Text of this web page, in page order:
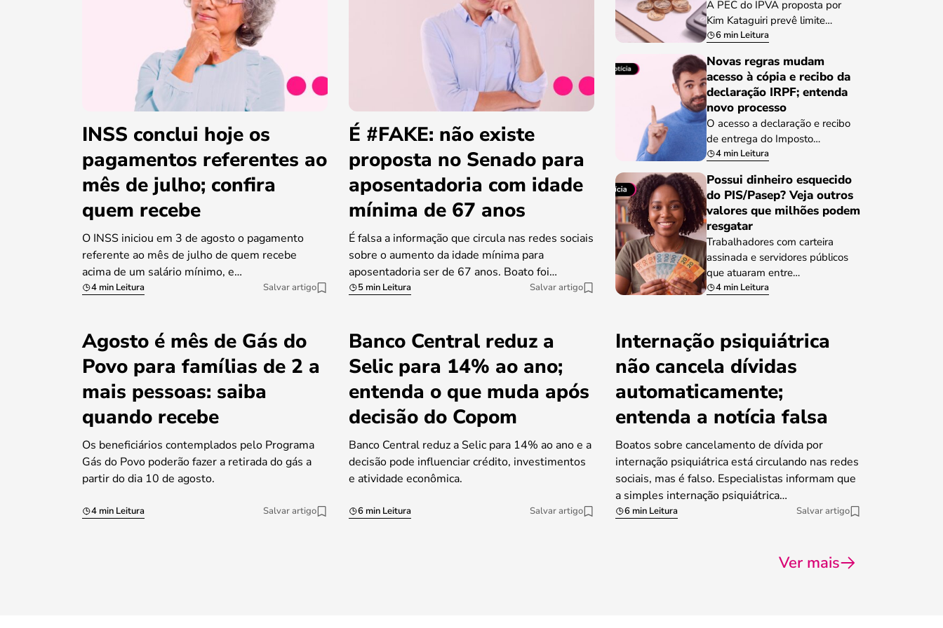
INSS conclui hoje os
pagamentos referentes ao
mês de julho; confira
quem recebe
O INSS iniciou em 3 de agosto o pagamento
referente ao mês de julho de quem recebe
acima de um salário mínimo, e…
4 min Leitura Salvar artigo
É #FAKE: não existe
proposta no Senado para
aposentadoria com idade
mínima de 67 anos
É falsa a informação que circula nas redes sociais
sobre o aumento da idade mínima para
aposentadoria ser de 67 anos. Boato foi…
5 min Leitura Salvar artigo
A PEC do IPVA proposta por
Kim Kataguiri prevê limite…
6 min Leitura
Novas regras mudam
acesso à cópia e recibo da
declaração IRPF; entenda
novo processo
O acesso a declaração e recibo
de entrega do Imposto…
4 min Leitura
Possui dinheiro esquecido
do PIS/Pasep? Veja outros
valores que milhões podem
resgatar
Trabalhadores com carteira
assinada e servidores públicos
que atuaram entre…
4 min Leitura
Agosto é mês de Gás do
Povo para famílias de 2 a
mais pessoas: saiba
quando recebe
Os beneficiários contemplados pelo Programa
Gás do Povo poderão fazer a retirada do gás a
partir do dia 10 de agosto.
4 min Leitura Salvar artigo
Banco Central reduz a
Selic para 14% ao ano;
entenda o que muda após
decisão do Copom
Banco Central reduz a Selic para 14% ao ano e a
decisão pode influenciar crédito, investimentos
e atividade econômica.
6 min Leitura Salvar artigo
Internação psiquiátrica
não cancela dívidas
automaticamente;
entenda a notícia falsa
Boatos sobre cancelamento de dívida por
internação psiquiátrica está circulando nas redes
sociais, mas é falso. Especialistas informam que
a simples internação psiquiátrica…
6 min Leitura Salvar artigo
Ver mais